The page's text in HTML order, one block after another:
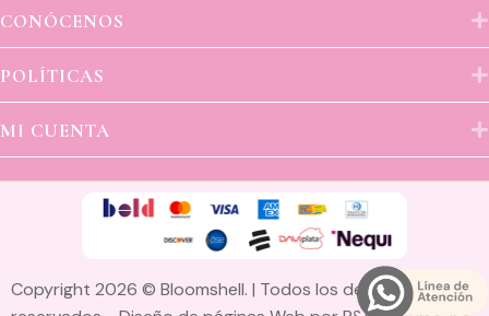
CONÓCENOS
POLÍTICAS
MI CUENTA
Copyright 2026 © Bloomshell. | Todos los derechos